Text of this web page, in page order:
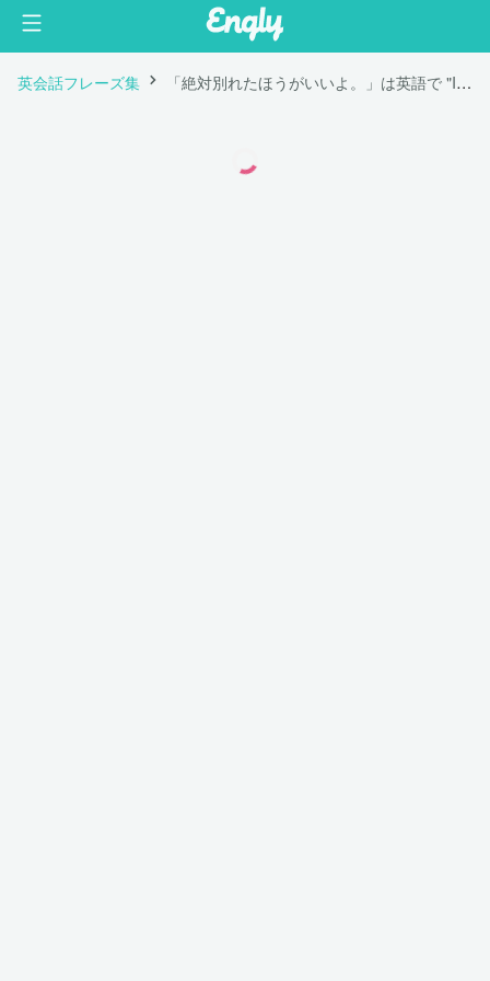
英会話フレーズ集 「絶対別れたほうがいいよ。」は英語で "I definitely think you should break up with him. "